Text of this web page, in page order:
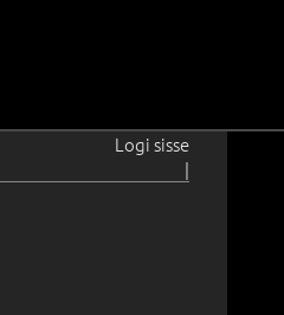
Logi sisse
|